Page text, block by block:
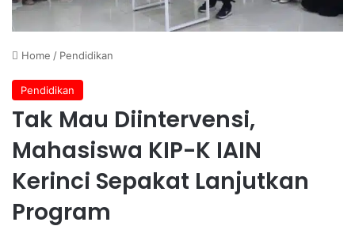
Home / Pendidikan
Pendidikan
Tak Mau Diintervensi,
Mahasiswa KIP-K IAIN
Kerinci Sepakat Lanjutkan
Program